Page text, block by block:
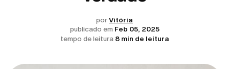
porVitória
publicado em Feb 05, 2025
tempo de leitura 8 min de leitura